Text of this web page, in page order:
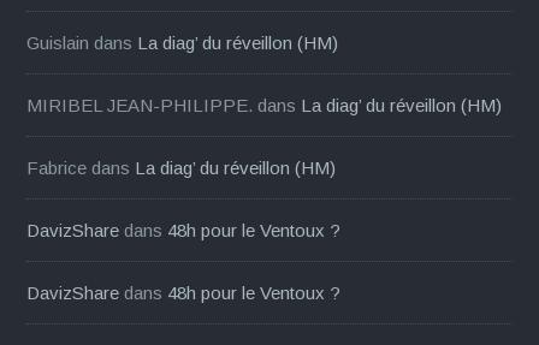
Guislain dans La diag’ du réveillon (HM)
MIRIBEL JEAN-PHILIPPE. dans La diag’ du réveillon (HM)
Fabrice dans La diag’ du réveillon (HM)
DavizShare dans 48h pour le Ventoux ?
DavizShare dans 48h pour le Ventoux ?